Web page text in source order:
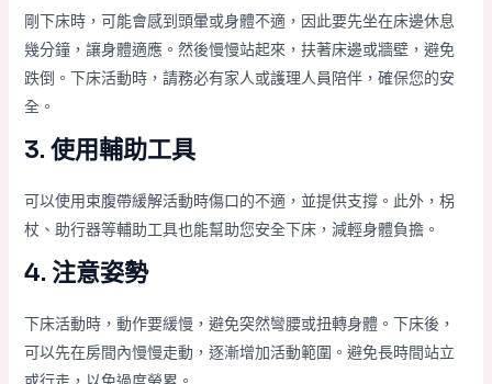
剛下床時，可能會感到頭暈或身體不適，因此要先坐在床邊休息
幾分鐘，讓身體適應。然後慢慢站起來，扶著床邊或牆壁，避免
跌倒。下床活動時，請務必有家人或護理人員陪伴，確保您的安
全。
3. 使用輔助工具
可以使用束腹帶緩解活動時傷口的不適，並提供支撐。此外，柺
杖、助行器等輔助工具也能幫助您安全下床，減輕身體負擔。
4. 注意姿勢
下床活動時，動作要緩慢，避免突然彎腰或扭轉身體。下床後，
可以先在房間內慢慢走動，逐漸增加活動範圍。避免長時間站立